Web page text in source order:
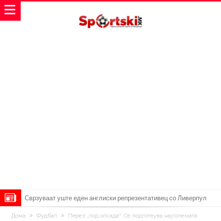
Сврзуваат уште еден англиски репрезентативец со Ливерпул
Замена за Влаховиќ: Напаѓачот на Манчестер доаѓа во Јувентус!
Дома Фудбал
Пeрез „под опсада“: Се подготвува најголемата